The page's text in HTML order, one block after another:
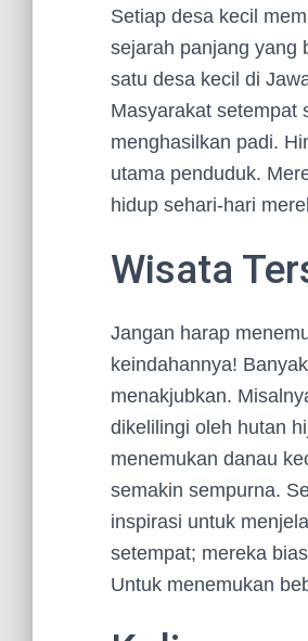
Setiap desa kecil
sejarah panjang yang
satu desa kecil di
Masyarakat setempat
menghasilkan padi.
utama penduduk.
hidup sehari-hari
Wisata
Jangan harap
keindahannya!
menakjubkan.
dikelilingi oleh hutan
menemukan danau
semakin sempurna.
inspirasi untuk
setempat; mereka
Untuk menemukan